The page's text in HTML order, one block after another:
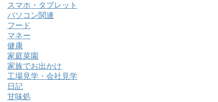
スマホ・タブレット
パソコン関連
フード
マネー
健康
家庭菜園
家族でお出かけ
工場見学・会社見学
日記
甘味処